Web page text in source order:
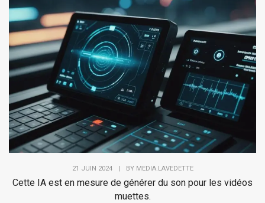
21 JUIN 2024 BY MEDIA.LAVEDETTE
Cette IA est en mesure de générer du son pour les vidéos
muettes.